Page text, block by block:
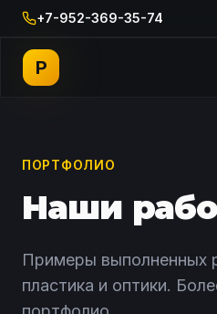
+7-952-369-35-74
P
ПОРТФОЛИО
Наши
Примеры выполненных
пластика и оптики.